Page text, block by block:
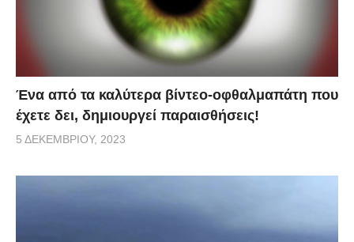
Ένα από τα καλύτερα βίντεο-οφθαλμαπάτη που
έχετε δει, δημιουργεί παραισθήσεις!
5 ΔΕΚΕΜΒΡΊΟΥ, 2023